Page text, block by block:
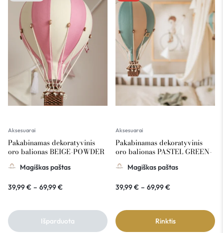
Aksesuarai
Pakabinamas dekoratyvinis
oro balionas BEIGE-POWDER
PINK
Magiškas paštas
39,99€ – 69,99€
Išparduota
Aksesuarai
Pakabinamas dekoratyvinis
oro balionas PASTEL GREEN-
BEIGE
Magiškas paštas
39,99€ – 69,99€
Rinktis